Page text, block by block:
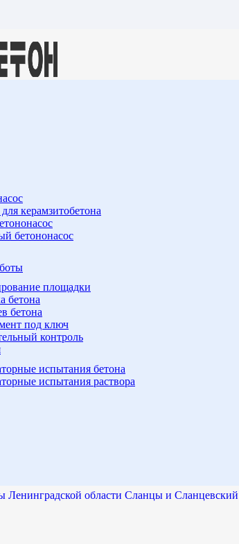
керамзитобетона
бетононасос
площадки
бетона
бетона
под ключ
контроль
испытания бетона
испытания раствора
Ленинградской области Сланцы и Сланцевский